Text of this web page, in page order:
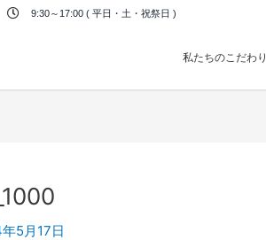
9:30～17:00 ( 平日・土・祝祭日 )
私たちのこだわり
5月17日